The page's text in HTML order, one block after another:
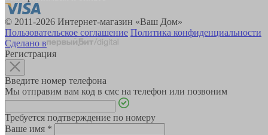
© 2011-2026 Интернет-магазин «Ваш Дом»
Пользовательское соглашение Политика конфиденциальности
Сделано в
Регистрация
Введите номер телефона
Мы отправим вам код в смс на телефон или позвоним
Требуется подтверждение по номеру
Ваше имя *